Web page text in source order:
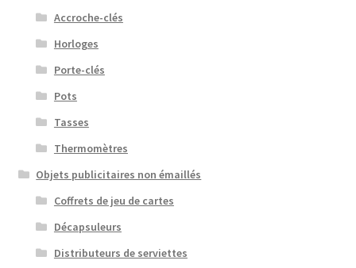
Accroche-clés
Horloges
Porte-clés
Pots
Tasses
Thermomètres
Objets publicitaires non émaillés
Coffrets de jeu de cartes
Décapsuleurs
Distributeurs de serviettes